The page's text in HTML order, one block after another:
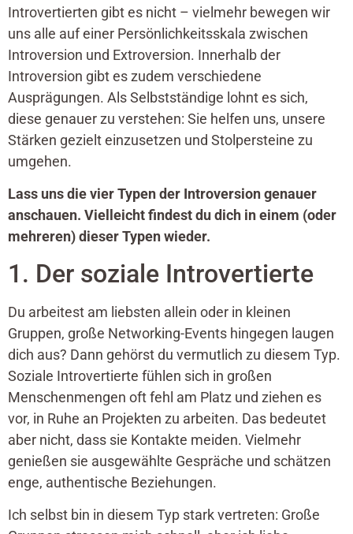
Introvertierten gibt es nicht – vielmehr bewegen wir
uns alle auf einer Persönlichkeitsskala zwischen
Introversion und Extroversion. Innerhalb der
Introversion gibt es zudem verschiedene
Ausprägungen. Als Selbstständige lohnt es sich,
diese genauer zu verstehen: Sie helfen uns, unsere
Stärken gezielt einzusetzen und Stolpersteine zu
umgehen.
Lass uns die vier Typen der Introversion genauer
anschauen. Vielleicht findest du dich in einem (oder
mehreren) dieser Typen wieder.
1. Der soziale Introvertierte
Du arbeitest am liebsten allein oder in kleinen
Gruppen, große Networking-Events hingegen laugen
dich aus? Dann gehörst du vermutlich zu diesem Typ.
Soziale Introvertierte fühlen sich in großen
Menschenmengen oft fehl am Platz und ziehen es
vor, in Ruhe an Projekten zu arbeiten. Das bedeutet
aber nicht, dass sie Kontakte meiden. Vielmehr
genießen sie ausgewählte Gespräche und schätzen
enge, authentische Beziehungen.
Ich selbst bin in diesem Typ stark vertreten: Große